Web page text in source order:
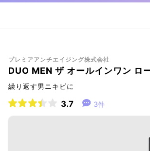
プレミアアンチエイジング株式会社
DUO MEN ザ オールインワン ロ
繰り返す男ニキビに
3.7 3件